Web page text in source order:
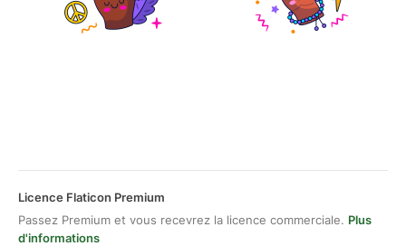
Licence Flaticon Premium
Passez Premium et vous recevrez la licence commerciale. Plus
d'informations